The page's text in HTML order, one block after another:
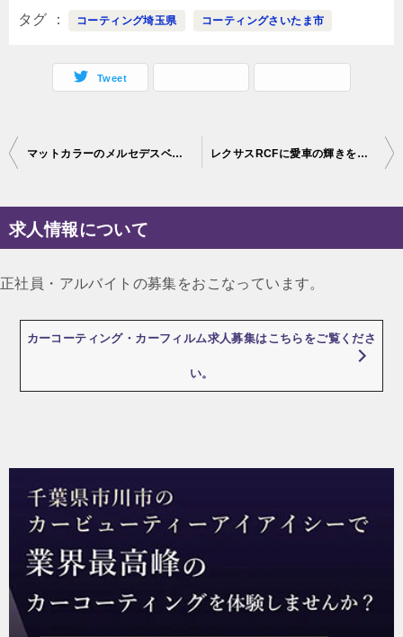
タグ コーティング埼玉県 コーティングさいたま市
Tweet
投
ナ
ビ
ー
シ
マットカラーのメルセデスベンツE53紫外線による劣化に強いカーコーティング施工 レクサスRCFに愛車の輝きを長期間維持するカーコーティング施工♪神奈川県より
求人情報について
正社員・アルバイトの募集をおこなっています。
カーコーティング・カーフィルム求人募集はこちらをご覧くださ
い。